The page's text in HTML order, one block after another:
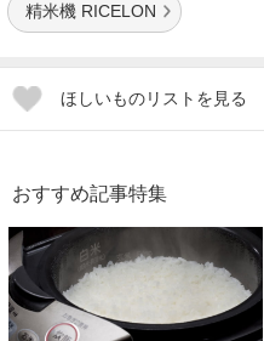
精米機 RICELON
ほしいものリストを見る
おすすめ記事特集